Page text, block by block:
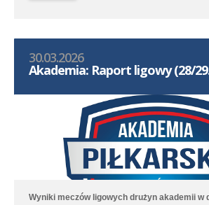
30.03.2026
Akademia: Raport ligowy (28/
Wyniki meczów ligowych drużyn akademii w